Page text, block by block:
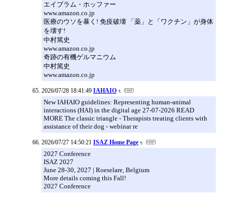
エイブラム・ホッファー
www.amazon.co.jp
医療のウソを暴く! 免疫破壊 「薬」と「ワクチン」が身体
を壊す!
中村篤史
www.amazon.co.jp
奇跡の有機ゲルマニウム
中村篤史
www.amazon.co.jp
2026/07/28 18:41:49 IAHAIO
New IAHAIO guidelines: Representing human-animal
interactions (HAI) in the digital age 27-07-2026 READ
MORE The classic triangle - Therapists treating clients with
assistance of their dog - webinar re
2026/07/27 14:50:21 ISAZ Home Page
2027 Conference
ISAZ 2027
June 28-30, 2027 | Roeselare, Belgium
More details coming this Fall!
2027 Conference